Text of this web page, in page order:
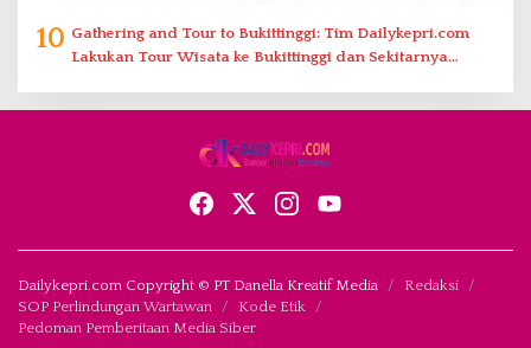
10 Gathering and Tour to Bukittinggi: Tim Dailykepri.com
Lakukan Tour Wisata ke Bukittinggi dan Sekitarnya
Dailykepri.com Copyright © PT Danella Kreatif Media
Redaksi
SOP Perlindungan Wartawan
Kode Etik
Pedoman Pemberitaan Media Siber